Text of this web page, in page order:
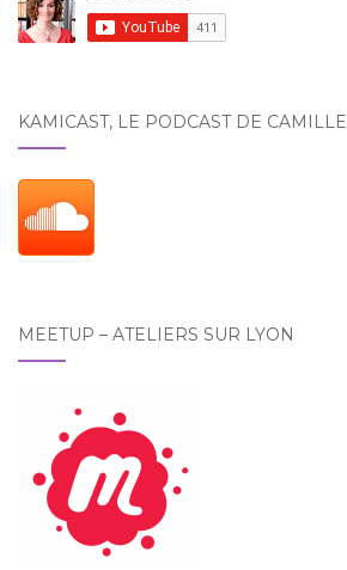
KAMICAST, LE PODCAST DE CAMILLE
MEETUP – ATELIERS SUR LYON